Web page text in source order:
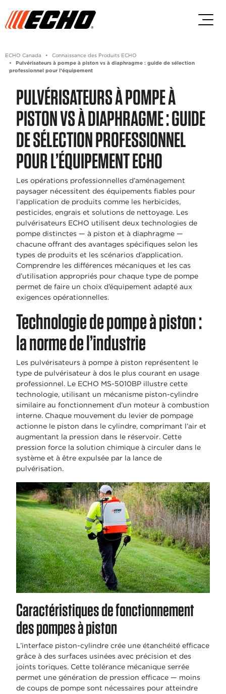
ECHO Canada
Connaissance des Produits ECHO
Pulvérisateurs à pompe à piston vs à diaphragme : guide de sélection
professionnel pour l’équipement
PULVÉRISATEURS À POMPE À
PISTON VS À DIAPHRAGME : GUIDE
DE SÉLECTION PROFESSIONNEL
POUR L’ÉQUIPEMENT ECHO
Les opérations professionnelles d’aménagement
paysager nécessitent des équipements fiables pour
l’application de produits comme les herbicides,
pesticides, engrais et solutions de nettoyage. Les
pulvérisateurs ECHO utilisent deux technologies de
pompe distinctes — à piston et à diaphragme —
chacune offrant des avantages spécifiques selon les
types de produits et les scénarios d’application.
Comprendre les différences mécaniques et les cas
d’utilisation appropriés pour chaque type de pompe
permet de faire un choix d’équipement adapté aux
exigences opérationnelles.
Technologie de pompe à piston :
la norme de l’industrie
Les pulvérisateurs à pompe à piston représentent le
type de pulvérisateur à dos le plus courant en usage
professionnel. Le ECHO MS-5010BP illustre cette
technologie, utilisant un mécanisme piston-cylindre
similaire au fonctionnement d’un moteur à combustion
interne. Chaque mouvement du levier de pompage
actionne le piston dans le cylindre, comprimant l’air et
augmentant la pression dans le réservoir. Cette
pression force la solution chimique à circuler dans le
système et à être expulsée par la lance de
pulvérisation.
Caractéristiques de fonctionnement
des pompes à piston
L’interface piston-cylindre crée une étanchéité efficace
grâce à des surfaces usinées avec précision et des
joints toriques. Cette tolérance mécanique serrée
permet une génération de pression efficace — moins
de coups de pompe sont nécessaires pour atteindre